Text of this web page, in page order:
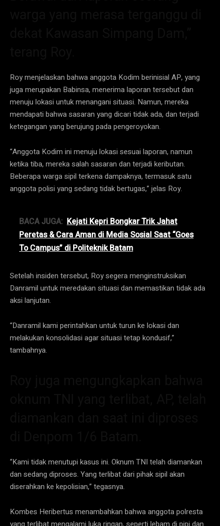
Roy menjelaskan bahwa anggota Kodim berinisial AP, yang
juga merupakan Babinsa, menerima laporan tersebut dan
menuju lokasi untuk menangani situasi. Namun, mereka
mendapati bahwa sasaran yang dicari tidak ada, dan terjadi
ketegangan yang berujung pada pengeroyokan.
“Anggota Kodim ini menuju lokasi sesuai laporan, namun
ketika tiba, mereka salah sasaran dan terjadi keributan.
Beberapa warga sipil terkena dampaknya, termasuk satu
anggota polisi yang sedang tidak bertugas,” jelas Roy.
BACA JUGA: Kejati Kepri Bongkar Trik Jahat
Peretas & Cara Aman di Media Sosial Saat “Goes
To Campus” di Politeknik Batam
Setelah insiden tersebut, Roy segera menginstruksikan
Danramil untuk meredakan situasi dan memastikan tidak ada
aksi lanjutan.
“Danramil kami perintahkan untuk turun ke lokasi dan
melakukan konsolidasi agar situasi tetap kondusif,”
tambahnya.
“Kami tidak menutupi kasus ini. Oknum TNI telah diamankan
dan sedang diproses. Yang terlibat dari pihak sipil akan
diserahkan ke kepolisian,” tegasnya.
Kombes Heribertus menambahkan bahwa anggota polresta